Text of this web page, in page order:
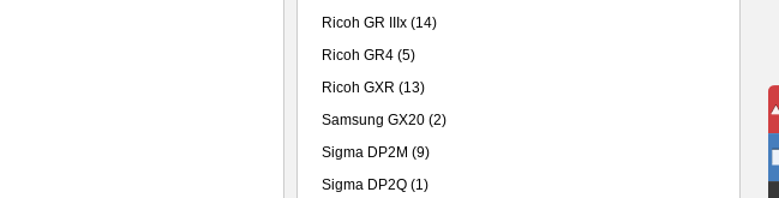
Ricoh GR IIIx (14)
Ricoh GR4 (5)
Ricoh GXR (13)
Samsung GX20 (2)
Sigma DP2M (9)
Sigma DP2Q (1)